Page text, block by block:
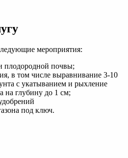
мероприятия:
плодородной почвы;
в том числе выравнивание 3-10
с укатыванием и рыхление
на глубину до 1 см;
под ключ.